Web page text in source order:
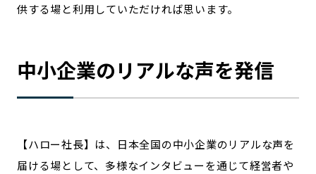
供する場と利用していただければ思います。
中小企業のリアルな声を発信
【ハロー社長】は、日本全国の中小企業のリアルな声を
届ける場として、多様なインタビューを通じて経営者や